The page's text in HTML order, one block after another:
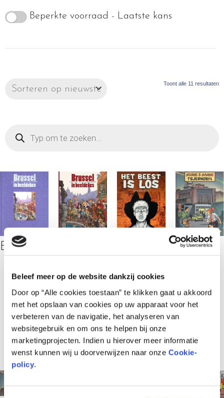
Beleef meer op de website dankzij cookies
Door op “Alle cookies toestaan” te klikken gaat u akkoord
met het opslaan van cookies op uw apparaat voor het
verbeteren van de navigatie, het analyseren van
websitegebruik en om ons te helpen bij onze
marketingprojecten. Indien u hierover meer informatie
wenst kunnen wij u doorverwijzen naar onze Cookie-
policy.
Beperkte voorraad - Laatste kans
Toont alle 11 resultaten
in stock
OEGE
N
AAN
WINK
ELWA
GEN
in stock
OEGE
N
WINK
ELWA
GEN
in stock
OEGE
N
AAN
WINK
ELWA
GEN
OEGE
ELWA
GEN